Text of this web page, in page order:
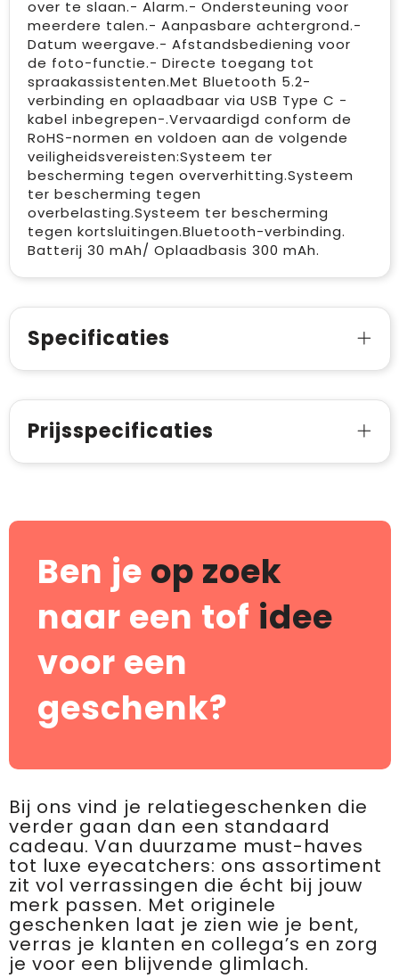
over te slaan.- Alarm.- Ondersteuning voor
meerdere talen.- Aanpasbare achtergrond.-
Datum weergave.- Afstandsbediening voor
de foto-functie.- Directe toegang tot
spraakassistenten.Met Bluetooth 5.2-
verbinding en oplaadbaar via USB Type C -
kabel inbegrepen-.Vervaardigd conform de
RoHS-normen en voldoen aan de volgende
veiligheidsvereisten:Systeem ter
bescherming tegen oververhitting.Systeem
ter bescherming tegen
overbelasting.Systeem ter bescherming
tegen kortsluitingen.Bluetooth-verbinding.
Batterij 30 mAh/ Oplaadbasis 300 mAh.
Specificaties
Prijsspecificaties
Ben je op zoek
naar een tof idee
voor een
geschenk?
Bij ons vind je relatiegeschenken die
verder gaan dan een standaard
cadeau. Van duurzame must-haves
tot luxe eyecatchers: ons assortiment
zit vol verrassingen die écht bij jouw
merk passen. Met originele
geschenken laat je zien wie je bent,
verras je klanten en collega’s en zorg
je voor een blijvende glimlach.